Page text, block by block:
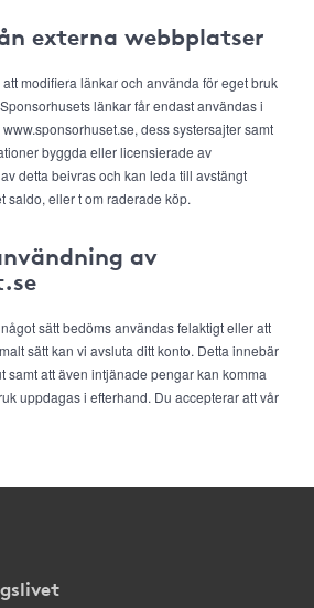
externa webbplatser
modifiera länkar och använda för eget bruk
länkar får endast användas i
dess systersajter samt
byggda eller licensierade av
detta beivras och kan leda till avstängt
saldo, eller t om raderade köp.
av
sätt bedöms användas felaktigt eller att
sätt kan vi avsluta ditt konto. Detta innebär
samt att även intjänade pengar kan komma
uppdagas i efterhand. Du accepterar att vår